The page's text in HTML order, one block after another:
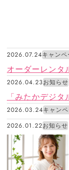
2026.07.24キャンペ
オーダーレンタ
2026.04.23お知らせ
「みたかデジ
2026.03.24キャン
2026.01.22お知らせ